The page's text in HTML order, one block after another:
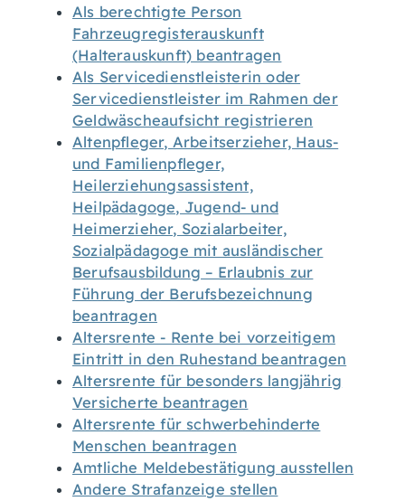
Als berechtigte Person
Fahrzeugregisterauskunft
(Halterauskunft) beantragen
Als Servicedienstleisterin oder
Servicedienstleister im Rahmen der
Geldwäscheaufsicht registrieren
Altenpfleger, Arbeitserzieher, Haus-
und Familienpfleger,
Heilerziehungsassistent,
Heilpädagoge, Jugend- und
Heimerzieher, Sozialarbeiter,
Sozialpädagoge mit ausländischer
Berufsausbildung – Erlaubnis zur
Führung der Berufsbezeichnung
beantragen
Altersrente - Rente bei vorzeitigem
Eintritt in den Ruhestand beantragen
Altersrente für besonders langjährig
Versicherte beantragen
Altersrente für schwerbehinderte
Menschen beantragen
Amtliche Meldebestätigung ausstellen
Andere Strafanzeige stellen